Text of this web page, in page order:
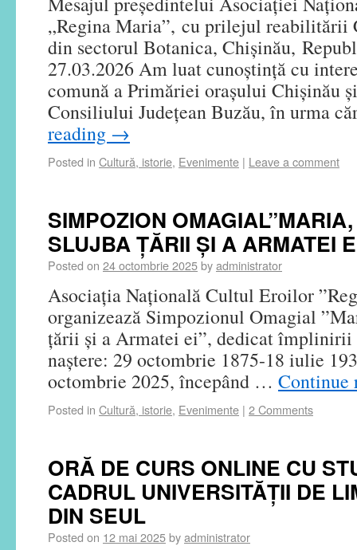
„Regina Maria”, cu prilejul reabilitării
din sectorul Botanica, Chișinău,
27.03.2026 Am luat cunoștință cu
comună a Primăriei orașului Chișinău
Consiliului Județean Buzău, în urma
reading →
Posted in Cultură, istorie, Evenimente | Leave a comment
SIMPOZION
SLUJBA ȚĂRII ȘI A ARMATEI
Posted on 24 octombrie 2025byadministrator
Asociația Națională Cultul Eroilor
organizează Simpozionul Omagial
țării și a Armatei ei”, dedicat împlinirii
naștere: 29 octombrie 1875-18 iulie
octombrie 2025, începând … Continue
Posted in Cultură, istorie, Evenimente | 2 Comments
ORĂ DE CURS ONLINE CU
CADRUL UNIVERSITĂȚII DE
DIN SEUL
Posted on 12 mai 2025byadministrator